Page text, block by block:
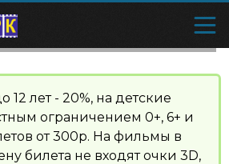
12 лет - 20%, на детские
ограничением 0+, 6+ и
от 300р. На фильмы в
билета не входят очки 3D,